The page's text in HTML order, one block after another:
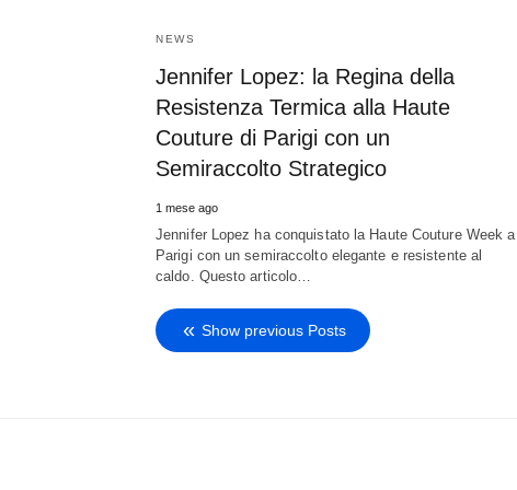
NEWS
Jennifer Lopez: la Regina della
Resistenza Termica alla Haute
Couture di Parigi con un
Semiraccolto Strategico
1 mese ago
Jennifer Lopez ha conquistato la Haute Couture Week a
Parigi con un semiraccolto elegante e resistente al
caldo. Questo articolo…
Show previous Posts